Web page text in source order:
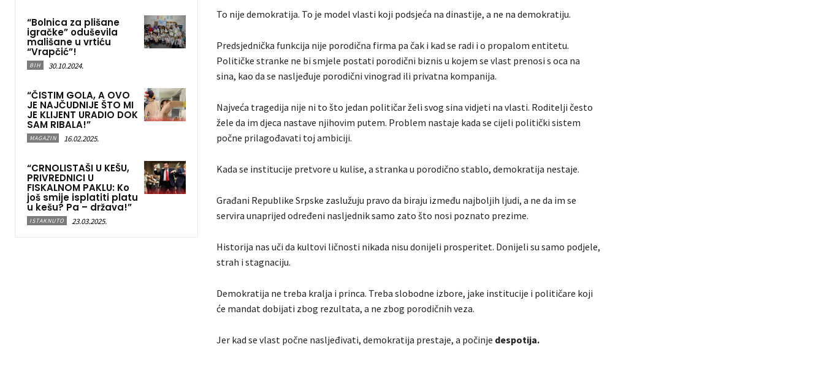
“Bolnica za plišane
igračke” oduševila
mališane u vrtiću
“Vrapčić”!
BIH 30.10.2024.
“ČISTIM GOLA, A OVO
JE NAJČUDNIJE ŠTO MI
JE KLIJENT URADIO DOK
SAM RIBALA!”
MAGAZIN 16.02.2025.
“CRNOLISTAŠI U KEŠU,
PRIVREDNICI U
FISKALNOM PAKLU: Ko
još smije isplatiti platu
u kešu? Pa – država!”
ISTAKNUTO 23.03.2025.
To nije demokratija. To je model vlasti koji podsjeća na dinastije, a ne na demokratiju.
Predsjednička funkcija nije porodična firma pa čak i kad se radi i o propalom entitetu.
Političke stranke ne bi smjele postati porodični biznis u kojem se vlast prenosi s oca na
sina, kao da se nasljeđuje porodični vinograd ili privatna kompanija.
Najveća tragedija nije ni to što jedan političar želi svog sina vidjeti na vlasti. Roditelji često
žele da im djeca nastave njihovim putem. Problem nastaje kada se cijeli politički sistem
počne prilagođavati toj ambiciji.
Kada se institucije pretvore u kulise, a stranka u porodično stablo, demokratija nestaje.
Građani Republike Srpske zaslužuju pravo da biraju između najboljih ljudi, a ne da im se
servira unaprijed određeni nasljednik samo zato što nosi poznato prezime.
Historija nas uči da kultovi ličnosti nikada nisu donijeli prosperitet. Donijeli su samo podjele,
strah i stagnaciju.
Demokratija ne treba kralja i princa. Treba slobodne izbore, jake institucije i političare koji
će mandat dobijati zbog rezultata, a ne zbog porodičnih veza.
Jer kad se vlast počne nasljeđivati, demokratija prestaje, a počinje despotija.